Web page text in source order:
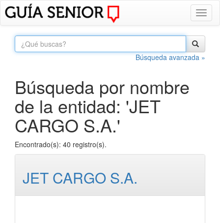
Búsqueda avanzada »
Búsqueda por nombre
de la entidad: 'JET
CARGO S.A.'
Encontrado(s): 40 registro(s).
JET CARGO S.A.